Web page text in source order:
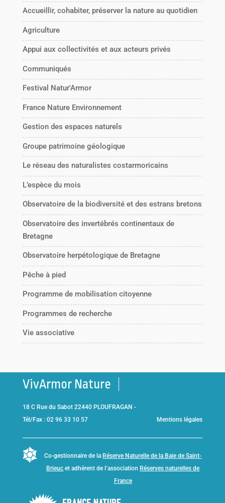
Accueillir, cohabiter, préserver la nature au quotidien
Agriculture
Appui aux collectivités et aux acteurs privés
Communiqués
Festival Natur'Armor
France Nature Environnement
Gestion des espaces naturels
Groupe patrimoine géologique
Le réseau des naturalistes costarmoricains
L’espèce du mois
Observatoire de la biodiversité et des estrans bretons
Observatoire des invertébrés continentaux de
Bretagne
Observatoire herpétologique de Bretagne
Pêche à pied
Programme de mobilisation citoyenne
Programmes de recherche
Vie associative
VivArmor Nature
18 C Rue du Sabot 22440 PLOUFRAGAN -
Tél/Fax : 02 96 33 10 57
Mentions légales
Co-gestionnaire de la Réserve Naturelle de la Baie de Saint-
Brieuc et adhérent de l’association Réserves naturelles de
France